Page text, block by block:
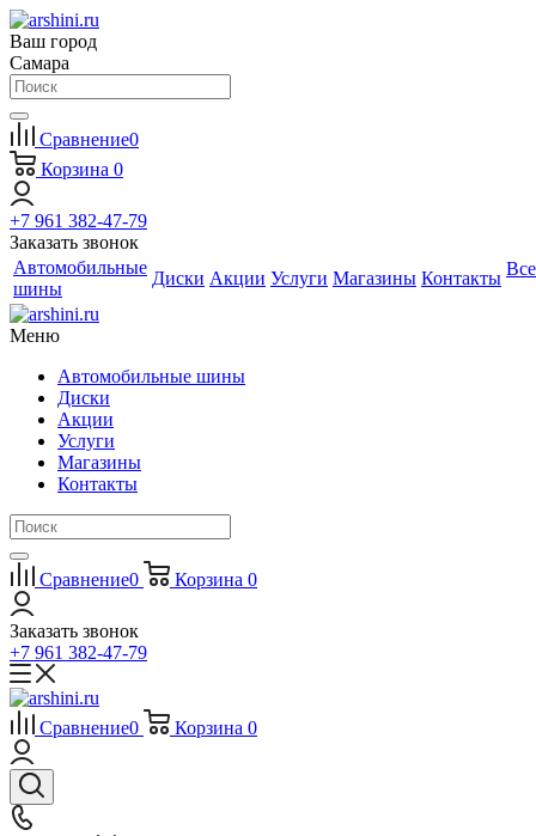
Ваш город
Самара
Сравнение0
Корзина 0
+7 961 382-47-79
Заказать звонок
Автомобильные
шины
Диски Акции Услуги Магазины Контакты Все
Меню
Автомобильные шины
Диски
Акции
Услуги
Магазины
Контакты
Сравнение0 Корзина 0
Заказать звонок
+7 961 382-47-79
Сравнение0 Корзина 0